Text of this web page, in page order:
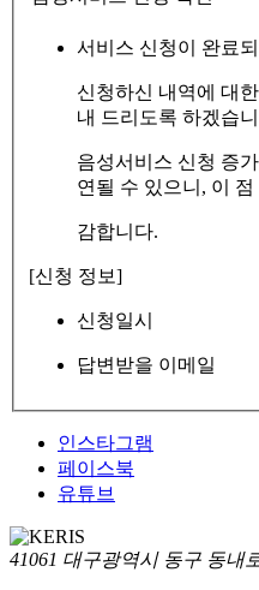
서비스 신청이 완료
신청하신 내역에 대
내 드리도록 하겠습
음성서비스 신청 증
연될 수 있으니, 이
감합니다.
[신청 정보]
신청일시
답변받을 이메일
인스타그램
페이스북
유튜브
41061 대구광역시 동구 동내